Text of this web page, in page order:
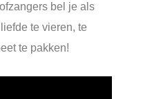
bel je als
te vieren, te
te pakken!